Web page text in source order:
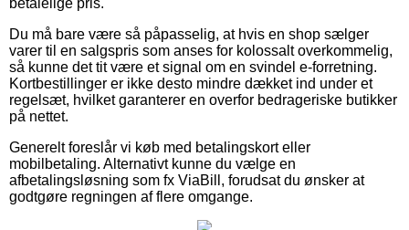
Du må bare være så påpasselig, at hvis en shop sælger
varer til en salgspris som anses for kolossalt overkommelig,
så kunne det tit være et signal om en svindel e-forretning.
Kortbestillinger er ikke desto mindre dækket ind under et
regelsæt, hvilket garanterer en overfor bedrageriske butikker
på nettet.
Generelt foreslår vi køb med betalingskort eller
mobilbetaling. Alternativt kunne du vælge en
afbetalingsløsning som fx ViaBill, forudsat du ønsker at
godtgøre regningen af flere omgange.